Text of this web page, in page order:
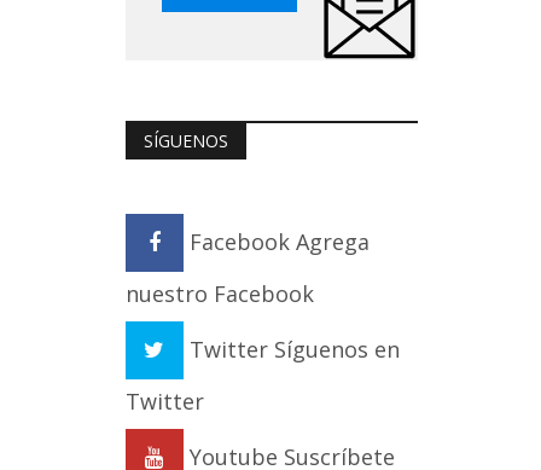
SÍGUENOS
Facebook Agrega
nuestro Facebook
Twitter Síguenos en
Twitter
Youtube Suscríbete